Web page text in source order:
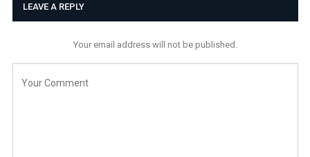
LEAVE A REPLY
Your email address will not be published.